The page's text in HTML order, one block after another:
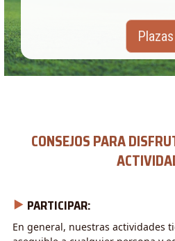
Plazas
CONSEJOS PARA
⯈ PARTICIPAR:
En general, nuestras actividades